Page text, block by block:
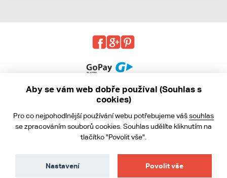
Obchodní podmínky
Ochrana osobních údajů
Aby se vám web dobře používal (Souhlas s
cookies)
Pro co nejpohodlnější používání webu potřebujeme vášsouhlas
se zpracováním souborů cookies. Souhlas udělíte kliknutím na
tlačítko "Povolit vše".
Povolit vše
Nastavení